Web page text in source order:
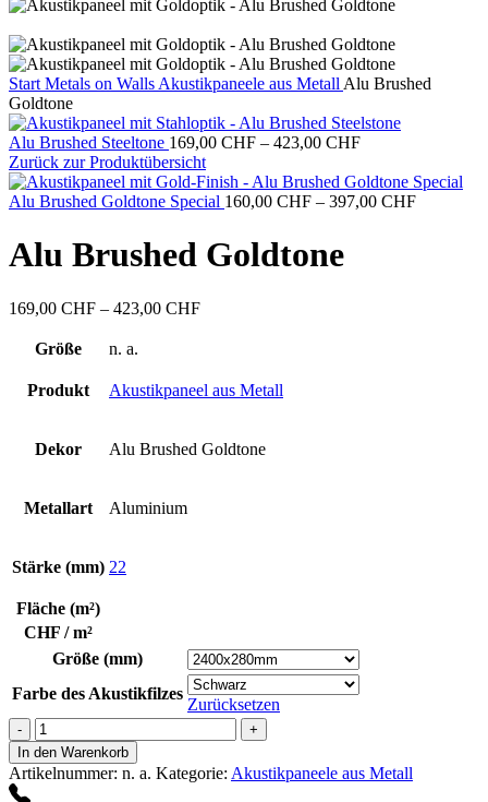
Start Metals on Walls Akustikpaneele aus Metall Alu Brushed
Goldtone
Alu Brushed Steeltone 169,00 CHF – 423,00 CHFPreisspanne:
bis
423,00 CHF
Zurück zur Produktübersicht
Alu Brushed Goldtone Special 160,00 CHF – 397,00 CHF
Alu Brushed Goldtone
169,00 CHF – 423,00 CHFPreisspanne:
Größe n. a.
Produkt Akustikpaneel aus Metall
Dekor Alu Brushed Goldtone
Metallart Aluminium
Stärke (mm) 22
Fläche (m²)
CHF / m²
Größe (mm)
Farbe des Akustikfilzes
Zurücksetzen
Alu
Brushed
Goldtone
Menge
In den Warenkorb
Artikelnummer: n. a. Kategorie: Akustikpaneele aus Metall